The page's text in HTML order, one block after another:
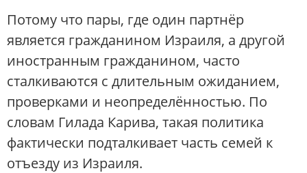
Потому что пары, где один партнёр
является гражданином Израиля, а другой
иностранным гражданином, часто
сталкиваются с длительным ожиданием,
проверками и неопределённостью. По
словам Гилада Карива, такая политика
фактически подталкивает часть семей к
отъезду из Израиля.